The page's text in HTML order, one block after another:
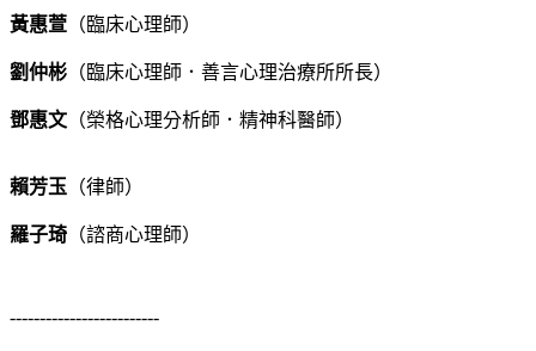
黃惠萱 （臨床心理師）
劉仲彬 （臨床心理師．善言心理治療所所長）
鄧惠文 （榮格心理分析師．精神科醫師）
賴芳玉 （律師）
羅子琦 （諮商心理師）
-------------------------